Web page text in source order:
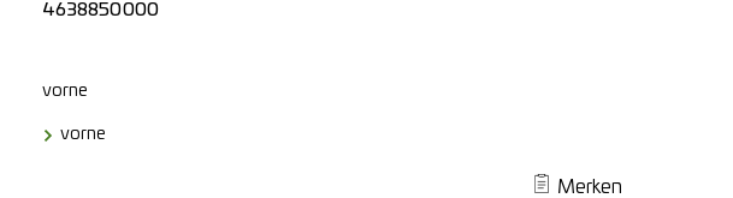
4638850000
vorne
vorne
Merken